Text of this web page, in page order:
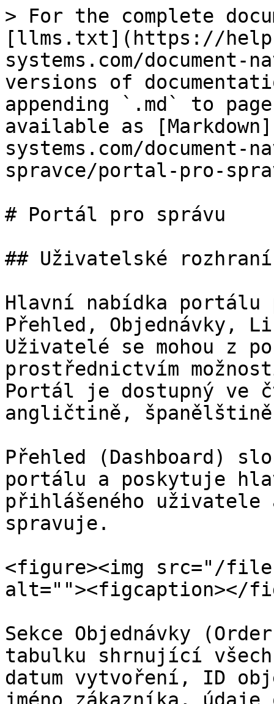
> For the complete
[llms.txt](https://
systems.com/
versions of
appending `.md` to
available as
systems.com/
spravce/portal-pro-
# Portál pro správu
## Uživatelské rozhraní
Hlavní nabídka portálu
Přehled, Objednávky,
Uživatelé se mohou z
prostřednictvím
Portál je dostupný ve
angličtině,
Přehled (Dashboard)
portálu a poskytuje
přihlášeného
spravuje.
<figure><img src="/files/
alt=""><figcaption></
Sekce Objednávky
tabulku shrnující
datum vytvoření, ID